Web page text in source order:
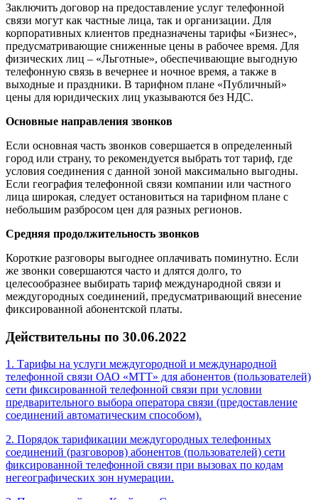
Заключить договор на предоставление услуг телефонной
связи могут как частные лица, так и организации. Для
корпоративных клиентов предназначены тарифы «Бизнес»,
предусматривающие сниженные цены в рабочее время. Для
физических лиц – «Льготные», обеспечивающие выгодную
телефонную связь в вечернее и ночное время, а также в
выходные и праздники. В тарифном плане «Публичный»
цены для юридических лиц указываются без НДС.
Основные направления звонков
Если основная часть звонков совершается в определенный
город или страну, то рекомендуется выбрать тот тариф, где
условия соединения с данной зоной максимально выгодны.
Если география телефонной связи компании или частного
лица широкая, следует остановиться на тарифном плане с
небольшим разбросом цен для разных регионов.
Средняя продолжительность звонков
Короткие разговоры выгоднее оплачивать поминутно. Если
же звонки совершаются часто и длятся долго, то
целесообразнее выбирать тариф международной связи и
междугородных соединений, предусматривающий внесение
фиксированной абонентской платы.
Действительны по 30.06.2022
1. Тарифы на услуги междугородной и международной
телефонной связи ОАО «МТТ» для абонентов (пользователей)
сети фиксированной телефонной связи при условии
предварительного выбора оператора связи (предоставление
соединений автоматическим способом).
2. Порядок тарификации междугородных телефонных
соединений (разговоров) абонентов (пользователей) сети
фиксированной телефонной связи при вызовах по кодам
негеографических зон нумерации.